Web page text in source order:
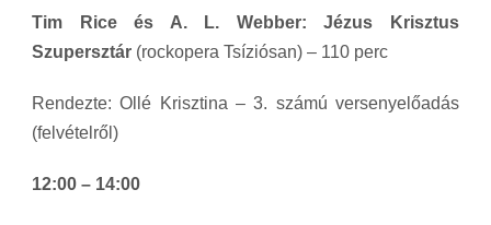
Tim Rice és A. L. Webber: Jézus Krisztus
Szupersztár (rockopera Tsíziósan) – 110 perc
Rendezte: Ollé Krisztina – 3. számú versenyelőadás
(felvételről)
12:00 – 14:00